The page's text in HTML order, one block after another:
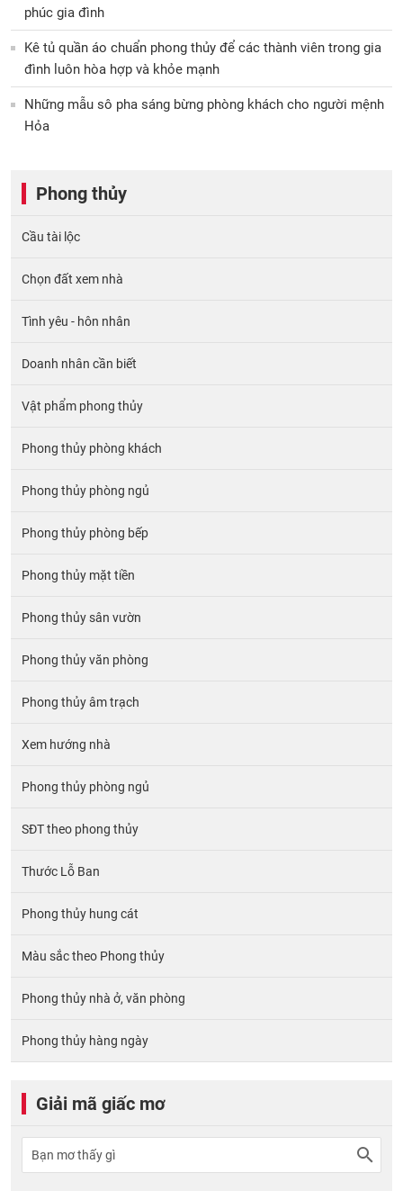
phúc gia đình
Kê tủ quần áo chuẩn phong thủy để các thành viên trong gia
đình luôn hòa hợp và khỏe mạnh
Những mẫu sô pha sáng bừng phòng khách cho người mệnh
Hỏa
Phong thủy
Cầu tài lộc
Chọn đất xem nhà
Tình yêu - hôn nhân
Doanh nhân cần biết
Vật phẩm phong thủy
Phong thủy phòng khách
Phong thủy phòng ngủ
Phong thủy phòng bếp
Phong thủy mặt tiền
Phong thủy sân vườn
Phong thủy văn phòng
Phong thủy âm trạch
Xem hướng nhà
Phong thủy phòng ngủ
SĐT theo phong thủy
Thước Lỗ Ban
Phong thủy hung cát
Màu sắc theo Phong thủy
Phong thủy nhà ở, văn phòng
Phong thủy hàng ngày
Giải mã giấc mơ